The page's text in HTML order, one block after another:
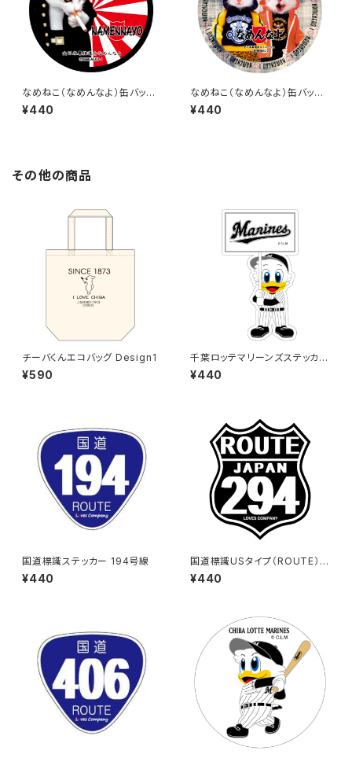
なめねこ（なめんなよ）缶バッジ
5
¥440
なめねこ（なめんなよ）缶バッジ
6
¥440
その他の商品
チーバくんエコバッグ Design1
¥590
千葉ロッテマリーンズステッカー
12
¥440
国道標識ステッカー 194号線
¥440
国道標識USタイプ（ROUTE）ス
テッカー 294号線（ブラック）
¥440